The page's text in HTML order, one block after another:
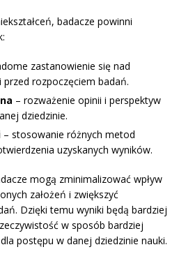
badacze powinni
zastanowienie się nad
przed rozpoczęciem badań.
– rozważenie opinii i perspektyw
dziedzinie.
– stosowanie różnych metod
uzyskanych wyników.
mogą zminimalizować wpływ
założeń i zwiększyć
Dzięki temu wyniki będą bardziej
w sposób bardziej
postępu w danej dziedzinie nauki.